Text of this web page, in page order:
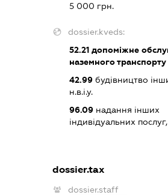
5 000 грн.
dossier.kveds:
52.21допоміжне
наземного транспорту
42.99будівництво
н.в.і.у.
96.09надання інших
індивідуальних послуг,
dossier.tax
dossier.staff